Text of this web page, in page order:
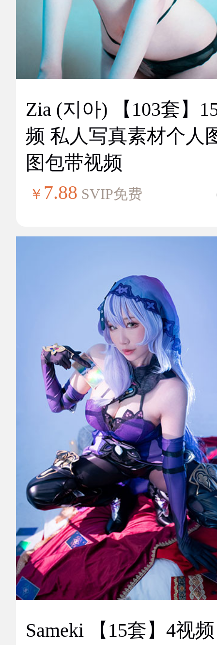
Zia (지아) 【103套】151视
频 私人写真素材个人
图包带视频
￥ 7.88 SVIP免费
Sameki 【15套】4视